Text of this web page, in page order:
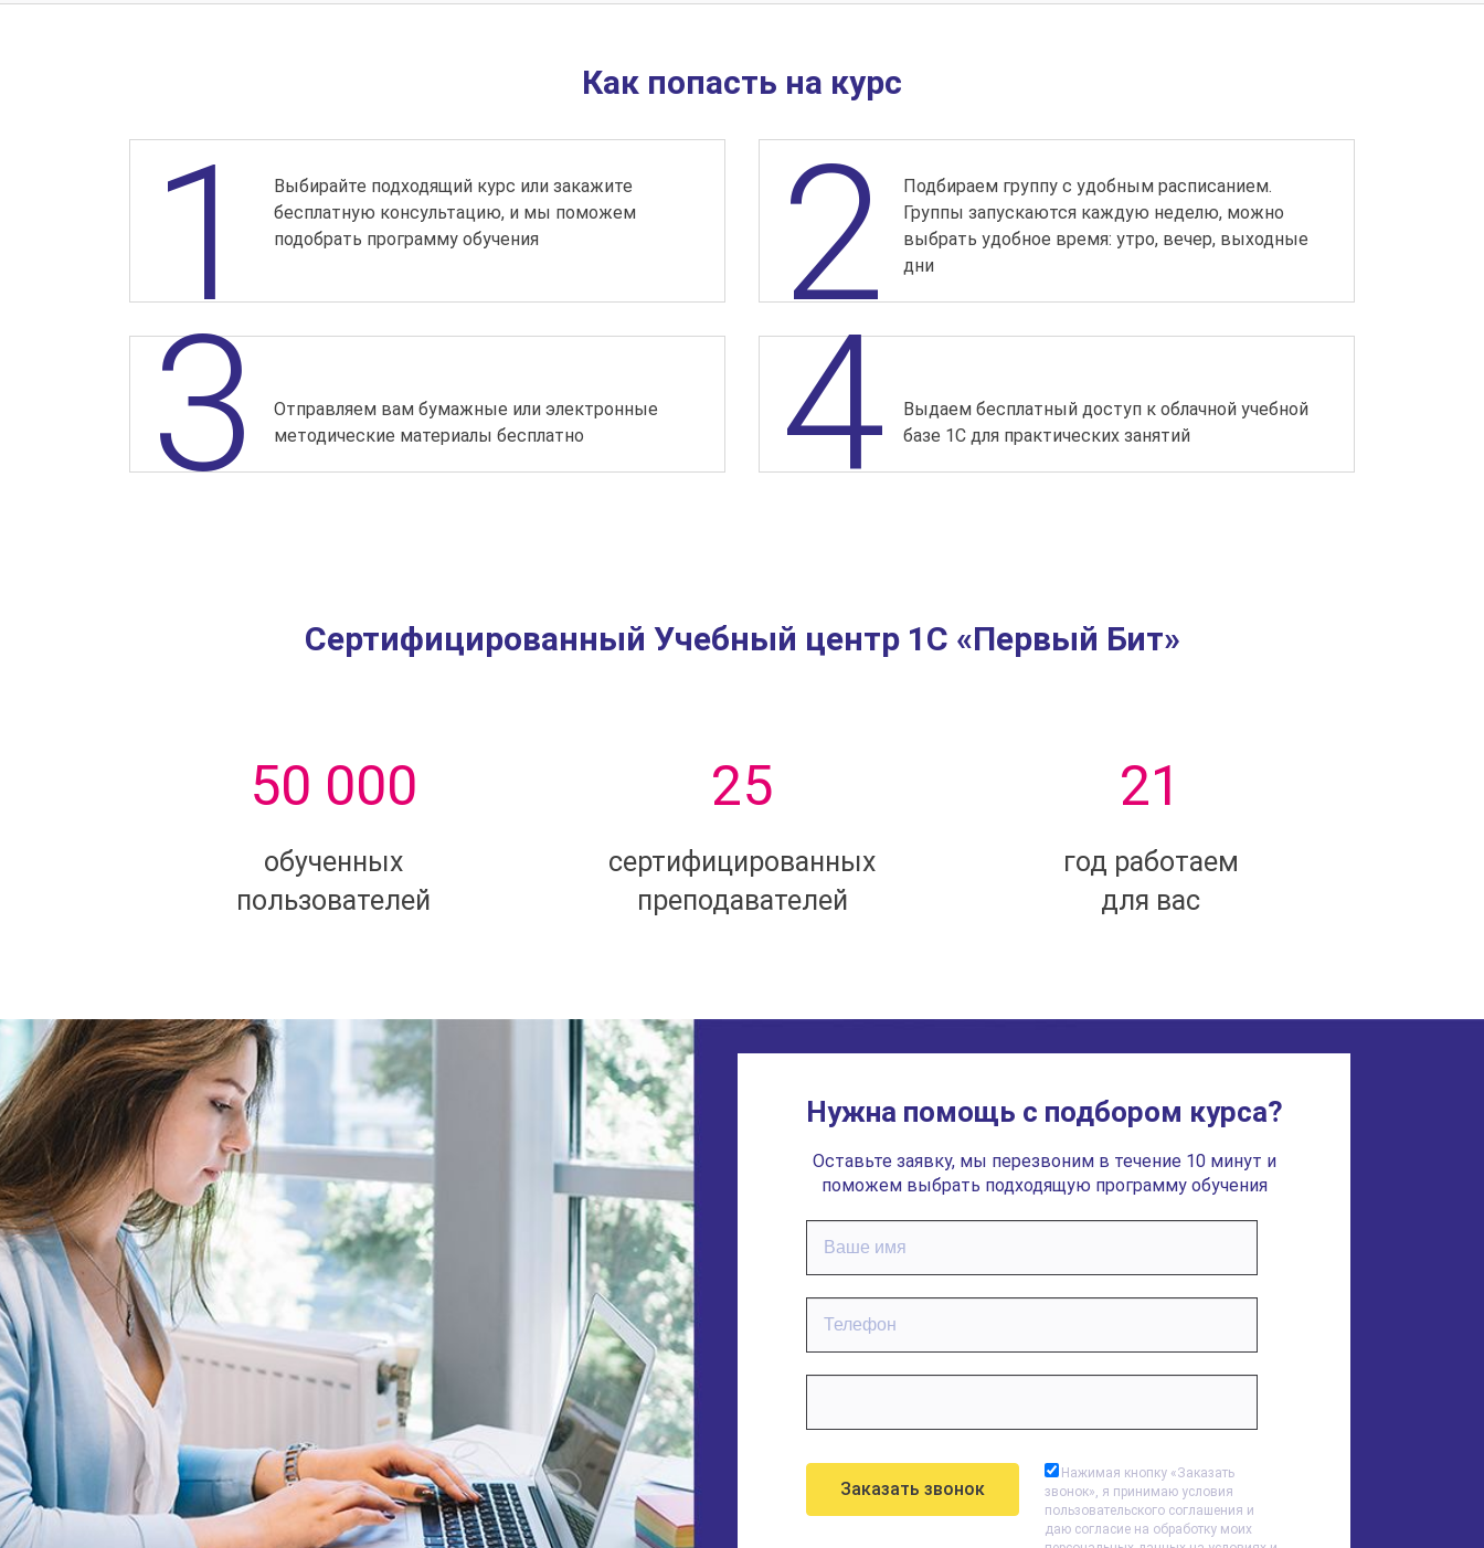
Как попасть на курс
Выбирайте подходящий курс или закажите
бесплатную консультацию, и мы поможем
подобрать программу обучения
Подбираем группу с удобным расписанием.
Группы запускаются каждую неделю, можно
выбрать удобное время: утро, вечер, выходные
дни
Отправляем вам бумажные или электронные
методические материалы бесплатно
Выдаем бесплатный доступ к облачной учебной
базе 1С для практических занятий
Сертифицированный Учебный центр 1С «Первый Бит»
50 000
обученных
пользователей
25
сертифицированных
преподавателей
21
год работаем
для вас
Нужна помощь с подбором курса?
Оставьте заявку, мы перезвоним в течение 10 минут и
поможем выбрать подходящую программу обучения
Нажимая кнопку «Заказать
звонок», я принимаю условия
пользовательского соглашения и
даю согласие на обработку моих